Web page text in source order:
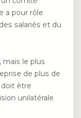
a pour rôle
salariés et du
le plus
de plus de
être
unilatérale